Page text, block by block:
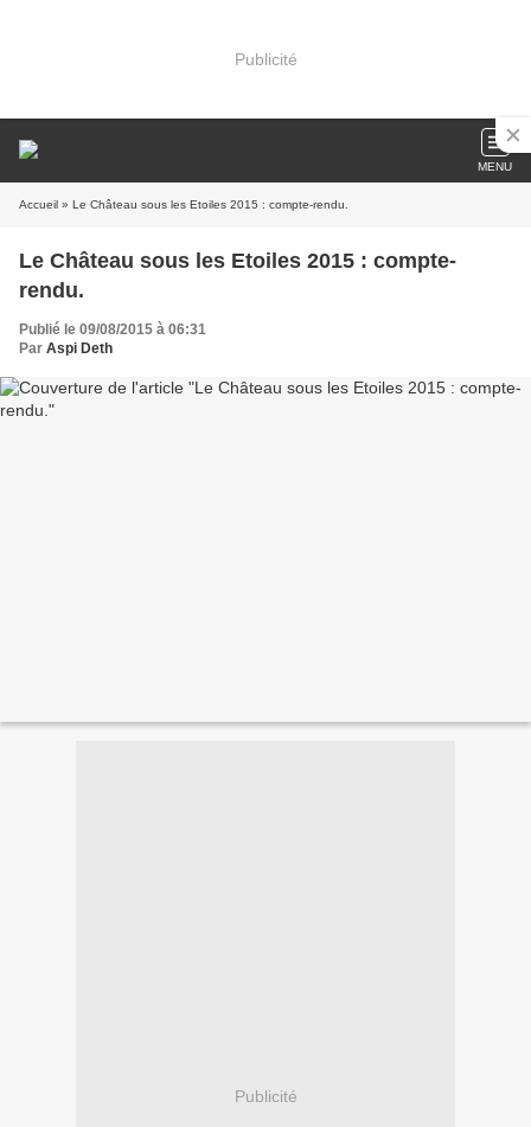
Publicité
MENU
Accueil » Le Château sous les Etoiles 2015 : compte-rendu.
Le Château sous les Etoiles 2015 : compte-
rendu.
Publié le 09/08/2015 à 06:31
Par Aspi Deth
Publicité